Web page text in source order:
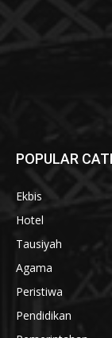
POPULAR
Ekbis
Hotel
Tausiyah
Agama
Peristiwa
Pendidikan